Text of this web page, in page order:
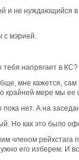
и не
с мэрией.
напрягает в КС?
мне кажется,
мере мы ее
пока нет. А на
Но как это было
членом
его изберем. И